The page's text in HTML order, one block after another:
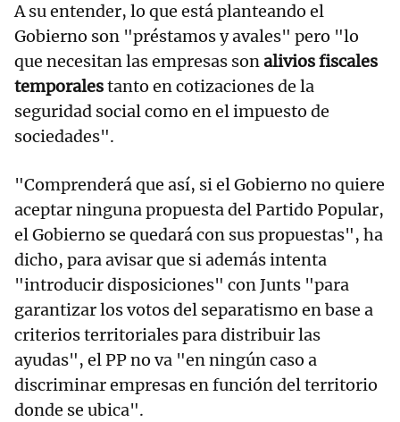
A su entender, lo que está planteando el
Gobierno son "préstamos y avales" pero "lo
que necesitan las empresas sonalivios fiscales
temporalestanto en cotizaciones de la
seguridad social como en el impuesto de
sociedades".
"Comprenderá que así, si el Gobierno no quiere
aceptar ninguna propuesta del Partido Popular,
el Gobierno se quedará con sus propuestas", ha
dicho, para avisar que si además intenta
"introducir disposiciones" con Junts "para
garantizar los votos del separatismo en base a
criterios territoriales para distribuir las
ayudas", el PP no va "en ningún caso a
discriminar empresas en función del territorio
donde se ubica".